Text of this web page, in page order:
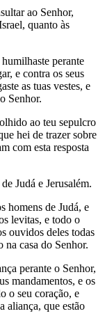
ao Senhor,
quanto às
perante
e contra os seus
as tuas vestes, e
Senhor.
ao teu sepulcro
hei de trazer sobre
com esta resposta
Judá e Jerusalém.
homens de Judá, e
levitas, e todo o
ouvidos deles todas
na casa do Senhor.
perante o Senhor,
mandamentos, e os
o seu coração, e
aliança, que estão